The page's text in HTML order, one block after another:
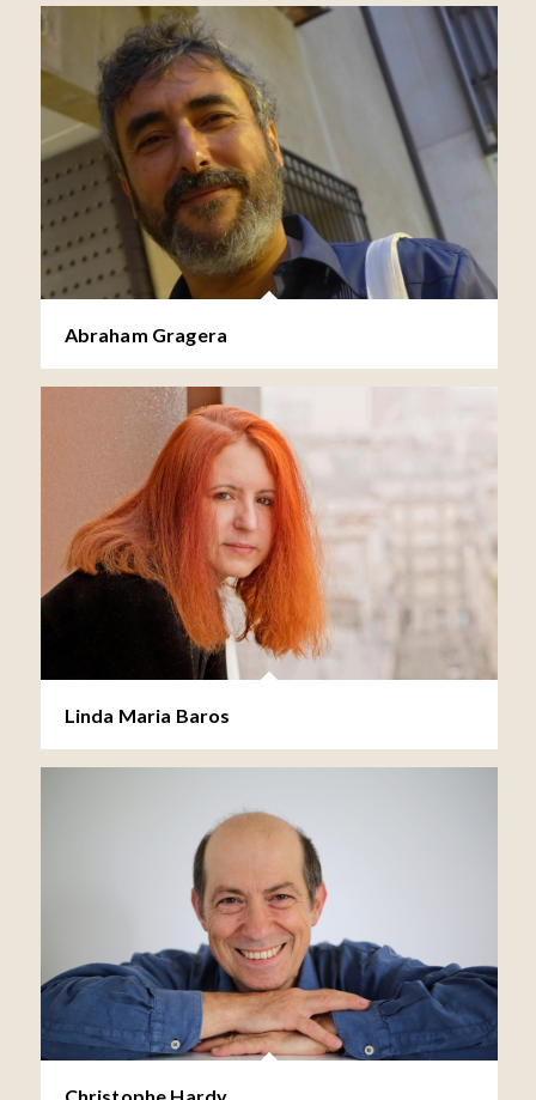
Abraham Gragera
Linda Maria Baros